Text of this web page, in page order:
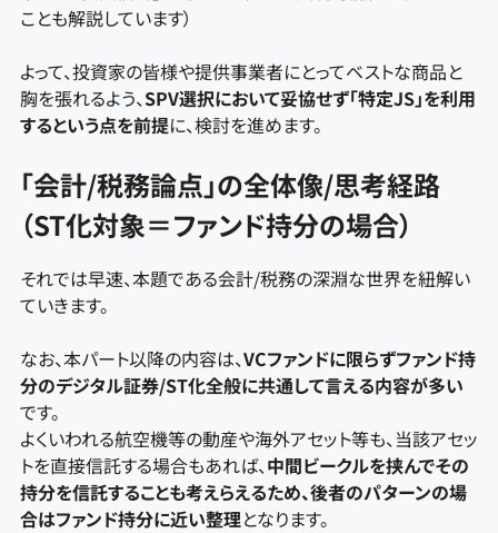
ことも解説しています）
よって、投資家の皆様や提供事業者にとってベストな商品と
胸を張れるよう、SPV選択において妥協せず「特定JS」を利用
するという点を前提に、検討を進めます。
「会計/税務論点」の全体像/思考経路
（ST化対象＝ファンド持分の場合）
それでは早速、本題である会計/税務の深淵な世界を紐解い
ていきます。
なお、本パート以降の内容は、VCファンドに限らずファンド持
分のデジタル証券/ST化全般に共通して言える内容が多い
です。
よくいわれる航空機等の動産や海外アセット等も、当該アセッ
トを直接信託する場合もあれば、中間ビークルを挟んでその
持分を信託することも考えらえるため、後者のパターンの場
合はファンド持分に近い整理となります。